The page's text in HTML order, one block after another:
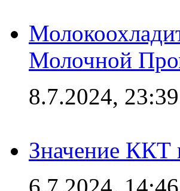
Молочной
8.7.2024, 23:39
Значение ККТ